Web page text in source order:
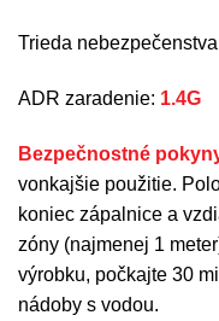
Trieda
ADR zaradenie: 1.4G
Bezpečnostné
vonkajšie použitie.
koniec zápalnice a
zóny (najmenej 1
výrobku, počkajte 30
nádoby s vodou.